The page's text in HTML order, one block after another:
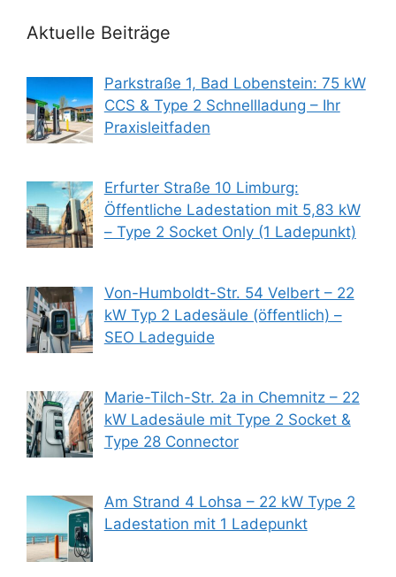
Aktuelle Beiträge
Parkstraße 1, Bad Lobenstein: 75 kW
CCS & Type 2 Schnellladung – Ihr
Praxisleitfaden
Erfurter Straße 10 Limburg:
Öffentliche Ladestation mit 5,83 kW
– Type 2 Socket Only (1 Ladepunkt)
Von-Humboldt-Str. 54 Velbert – 22
kW Typ 2 Ladesäule (öffentlich) –
SEO Ladeguide
Marie-Tilch-Str. 2a in Chemnitz – 22
kW Ladesäule mit Type 2 Socket &
Type 28 Connector
Am Strand 4 Lohsa – 22 kW Type 2
Ladestation mit 1 Ladepunkt